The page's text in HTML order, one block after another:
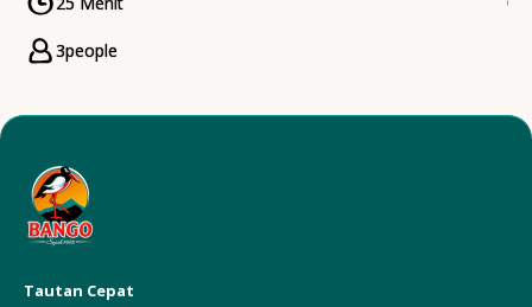
CookingTime
Servings
3people
Tautan Cepat